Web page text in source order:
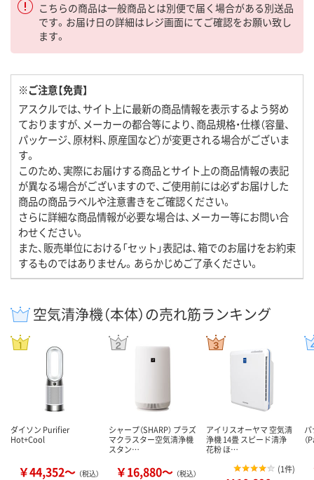
こちらの商品は一般商品とは別便で届く場合がある別送品
です。お届け日の詳細はレジ画面にてご確認をお願い致し
ます。
※ご注意【免責】
アスクルでは、サイト上に最新の商品情報を表示するよう努め
ておりますが、メーカーの都合等により、商品規格・仕様（容量、
パッケージ、原材料、原産国など）が変更される場合がございま
す。
このため、実際にお届けする商品とサイト上の商品情報の表記
が異なる場合がございますので、ご使用前には必ずお届けした
商品の商品ラベルや注意書きをご確認ください。
さらに詳細な商品情報が必要な場合は、メーカー等にお問い合
わせください。
また、販売単位における「セット」表記は、箱でのお届けをお約束
するものではありません。あらかじめご了承ください。
空気清浄機（本体）の売れ筋ランキング
ダイソン Purifier
Hot+Cool
￥44,352～ （税込）
シャープ（SHARP） プラズ
マクラスター空気清浄機
スタン…
￥16,880～ （税込）
アイリスオーヤマ 空気清
浄機 14畳 スピード清浄
花粉 ほ…
(1件)